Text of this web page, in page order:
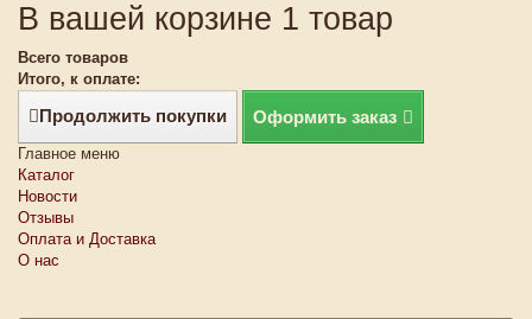
В вашей корзине 1 товар
Всего товаров
Итого, к оплате:
Продолжить покупки Оформить заказ
Главное меню
Каталог
Новости
Отзывы
Оплата и Доставка
О нас